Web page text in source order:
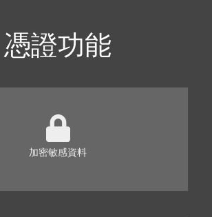
憑證功能
加密敏感資料